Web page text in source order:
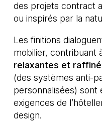
des projets contract
ou inspirés par la
Les finitions
mobilier, contribuant
relaxantes et
(des systèmes anti-
personnalisées)
exigences de
design.